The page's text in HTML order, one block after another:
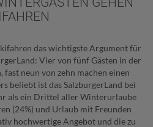
das wichtigste Argument für
Vier von fünf Gästen in der
neun von zehn machen einen
beliebt ist das SalzburgerLand bei
als ein Drittel aller Winterurlaube
(24%) und Urlaub mit Freunden
hochwertige Angebot und die zu